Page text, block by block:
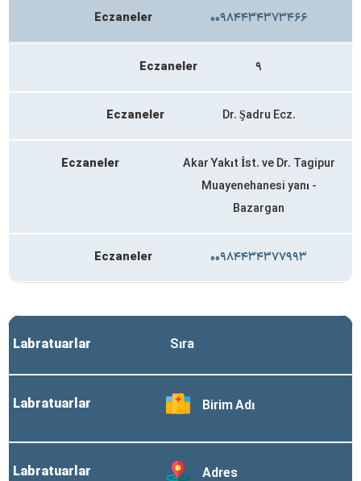
Eczaneler ۰۰۹۸۴۴۳۴۳۷۳۴۶۶
Eczaneler ۹
Eczaneler Dr. Şadru Ecz.
Eczaneler
Akar Yakıt İst. ve Dr. Tagipur
Muayenehanesi yanı -
Bazargan
Eczaneler ۰۰۹۸۴۴۳۴۳۷۷۹۹۳
Labratuarlar Sıra
Labratuarlar Birim Adı
Labratuarlar Adres